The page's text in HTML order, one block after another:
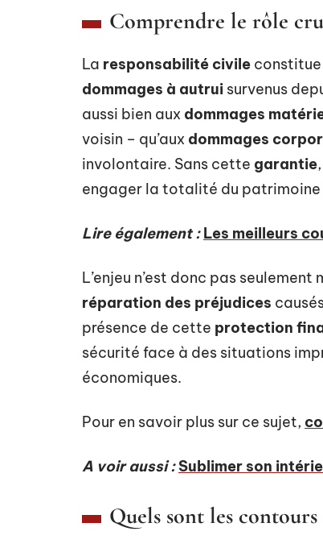
Comprendre le rôle
La responsabilité civile
dommages à autrui survenus
aussi bien aux dommages
voisin – qu’aux dommages
involontaire. Sans cette garantie
engager la totalité du patrimoine
Lire également : Les meilleurs
L’enjeu n’est donc pas
réparation des préjudices
présence de cette protection
sécurité face à des situations
économiques.
Pour en savoir plus sur ce sujet,
A voir aussi : Sublimer son
Quels sont les